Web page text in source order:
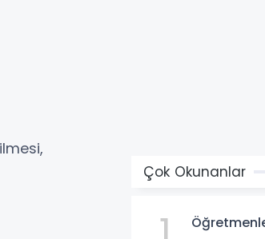
Çok Okunanlar